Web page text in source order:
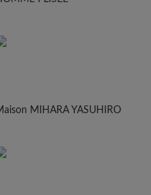
MIHARA YASUHIRO